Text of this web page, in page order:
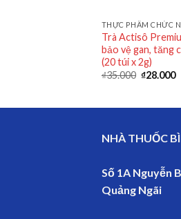
THỰC PHẨM CHỨC
Trà Actisô
bảo vệ gan, tăng
(20 túi x 2g)
₫35.000 ₫28.000
NHÀ THUỐC
Số 1A Nguyễn
Quảng Ngãi